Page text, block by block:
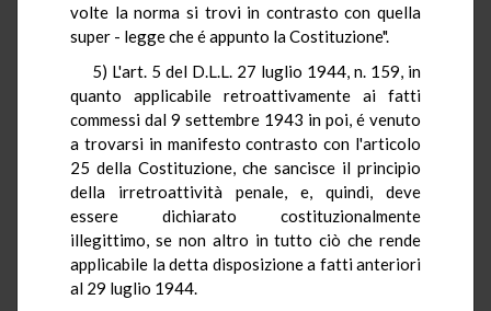
volte la norma si trovi in contrasto con quella
super - legge che é appunto la Costituzione".
5) L'art. 5 del D.L.L. 27 luglio 1944, n. 159, in
quanto applicabile retroattivamente ai fatti
commessi dal 9 settembre 1943 in poi, é venuto
a trovarsi in manifesto contrasto con l'articolo
25 della Costituzione, che sancisce il principio
della irretroattività penale, e, quindi, deve
essere dichiarato costituzionalmente
illegittimo, se non altro in tutto ciò che rende
applicabile la detta disposizione a fatti anteriori
al 29 luglio 1944.